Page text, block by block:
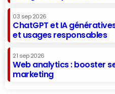
03 sep 2026
ChatGPT et IA
et usages responsables
21 sep 2026
Web analytics : booster
marketing